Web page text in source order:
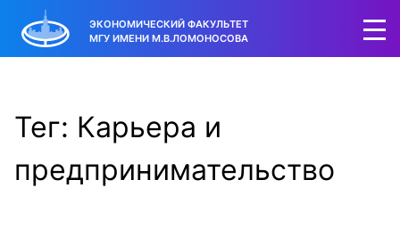
ЭКОНОМИЧЕСКИЙ ФАКУЛЬТЕТ
МГУ ИМЕНИ М.В.ЛОМОНОСОВА
Тег: Карьера и
предпринимательство